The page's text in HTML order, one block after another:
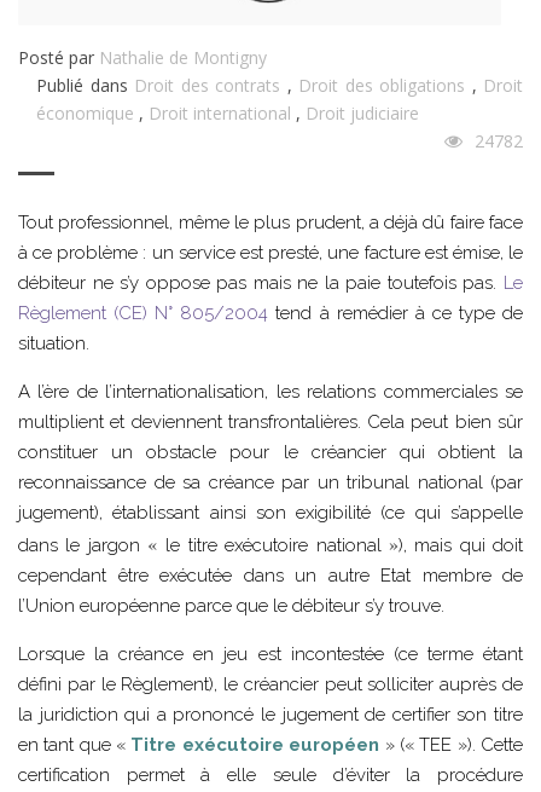
Posté par Nathalie de Montigny
Publié dans Droit des contrats , Droit des obligations , Droit
économique , Droit international , Droit judiciaire
24782
Tout professionnel, même le plus prudent, a déjà dû faire face
à ce problème : un service est presté, une facture est émise, le
débiteur ne s’y oppose pas mais ne la paie toutefois pas. Le
Règlement (CE) N° 805/2004 tend à remédier à ce type de
situation.
A l’ère de l’internationalisation, les relations commerciales se
multiplient et deviennent transfrontalières. Cela peut bien sûr
constituer un obstacle pour le créancier qui obtient la
reconnaissance de sa créance par un tribunal national (par
jugement), établissant ainsi son exigibilité (ce qui s’appelle
dans le jargon « le titre exécutoire national »), mais qui doit
cependant être exécutée dans un autre Etat membre de
l’Union européenne parce que le débiteur s’y trouve.
Lorsque la créance en jeu est incontestée (ce terme étant
défini par le Règlement), le créancier peut solliciter auprès de
la juridiction qui a prononcé le jugement de certifier son titre
en tant que « Titre exécutoire européen » (« TEE »). Cette
certification permet à elle seule d’éviter la procédure